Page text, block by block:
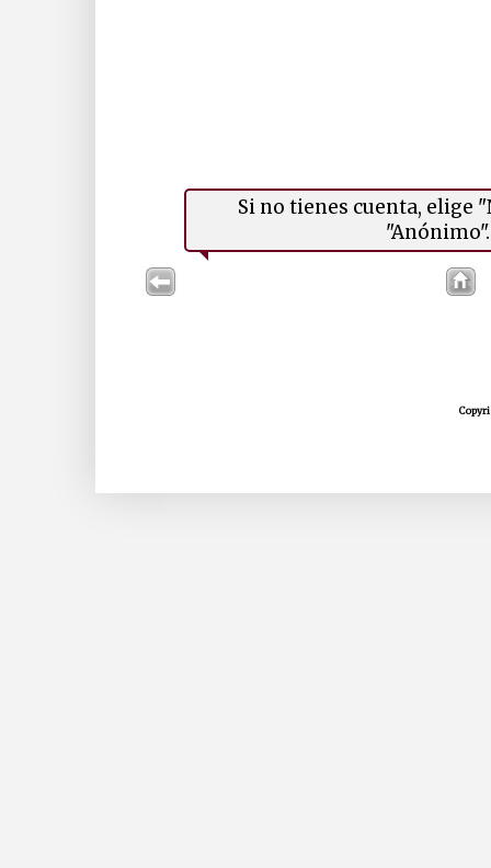
Si no tienes cuenta, elige
"Anónimo".